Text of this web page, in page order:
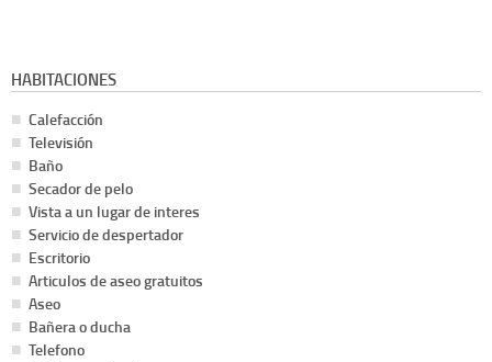
HABITACIONES
Calefacción
Televisión
Baño
Secador de pelo
Vista a un lugar de interes
Servicio de despertador
Escritorio
Articulos de aseo gratuitos
Aseo
Bañera o ducha
Telefono